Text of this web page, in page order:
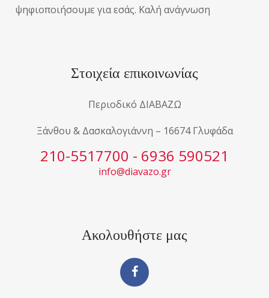
ψηφιοποιήσουμε για εσάς. Καλή ανάγνωση
Στοιχεία επικοινωνίας
Περιοδικό ΔΙΑΒΑΖΩ
Ξάνθου & Δασκαλογιάννη – 16674 Γλυφάδα
210-5517700 - 6936 590521
info@diavazo.gr
Ακολουθήστε μας